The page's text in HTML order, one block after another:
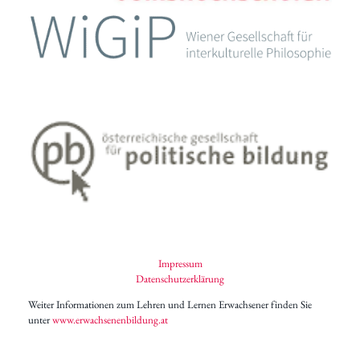
Impressum
Datenschutzerklärung
Weiter Informationen zum Lehren und Lernen Erwachsener finden Sie
unterwww.erwachsenenbildung.at